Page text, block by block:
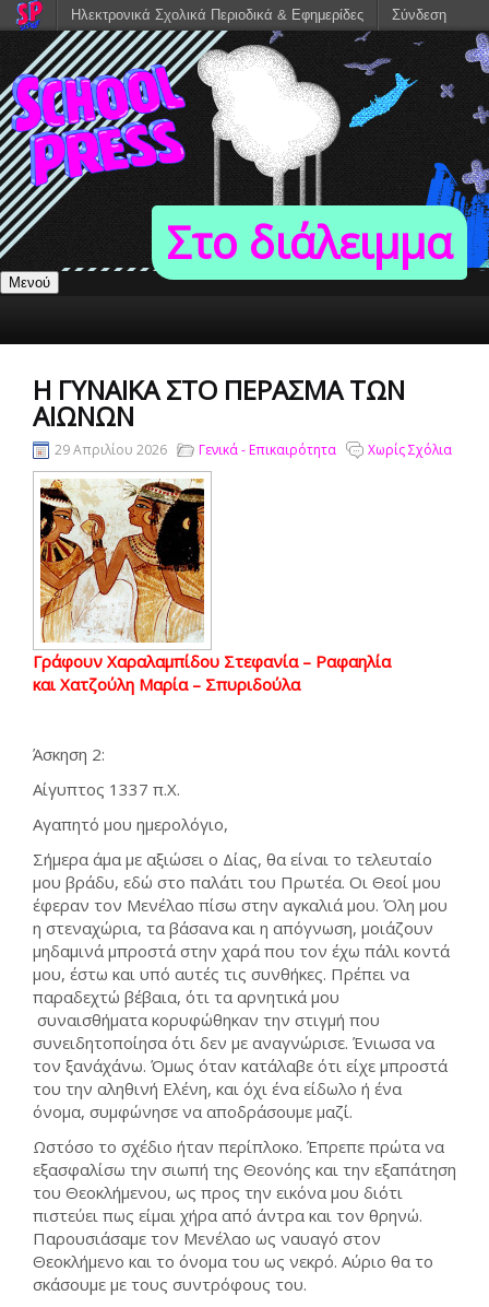
Στο διάλειμμα
Μενού
Η ΓΥΝΑΙΚΑ ΣΤΟ ΠΕΡΑΣΜΑ ΤΩΝ
ΑΙΩΝΩΝ
29 Απριλίου 2026 Γενικά - Επικαιρότητα Χωρίς Σχόλια
Γράφουν Χαραλαμπίδου Στεφανία – Ραφαηλία
και Χατζούλη Μαρία – Σπυριδούλα
Άσκηση 2:
Αίγυπτος 1337 π.Χ.
Αγαπητό μου ημερολόγιο,
Σήμερα άμα με αξιώσει ο Δίας, θα είναι το τελευταίο
μου βράδυ, εδώ στο παλάτι του Πρωτέα. Οι Θεοί μου
έφεραν τον Μενέλαο πίσω στην αγκαλιά μου. Όλη μου
η στεναχώρια, τα βάσανα και η απόγνωση, μοιάζουν
μηδαμινά μπροστά στην χαρά που τον έχω πάλι κοντά
μου, έστω και υπό αυτές τις συνθήκες. Πρέπει να
παραδεχτώ βέβαια, ότι τα αρνητικά μου
συναισθήματα κορυφώθηκαν την στιγμή που
συνειδητοποίησα ότι δεν με αναγνώρισε. Ένιωσα να
τον ξανάχάνω. Όμως όταν κατάλαβε ότι είχε μπροστά
του την αληθινή Ελένη, και όχι ένα είδωλο ή ένα
όνομα, συμφώνησε να αποδράσουμε μαζί.
Ωστόσο το σχέδιο ήταν περίπλοκο. Έπρεπε πρώτα να
εξασφαλίσω την σιωπή της Θεονόης και την εξαπάτηση
του Θεοκλήμενου, ως προς την εικόνα μου διότι
πιστεύει πως είμαι χήρα από άντρα και τον θρηνώ.
Παρουσιάσαμε τον Μενέλαο ως ναυαγό στον
Θεοκλήμενο και το όνομα του ως νεκρό. Αύριο θα το
σκάσουμε με τους συντρόφους του.
Ηλεκτρονικά Σχολικά Περιοδικά & Εφημερίδες Σύνδεση